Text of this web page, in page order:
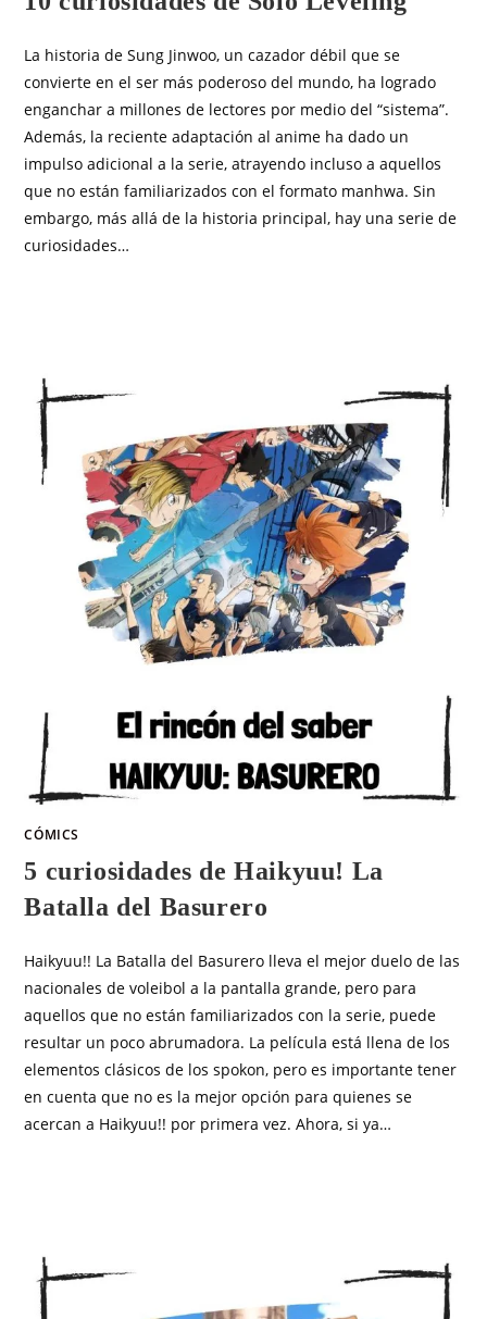
La historia de Sung Jinwoo, un cazador débil que se
convierte en el ser más poderoso del mundo, ha logrado
enganchar a millones de lectores por medio del “sistema”.
Además, la reciente adaptación al anime ha dado un
impulso adicional a la serie, atrayendo incluso a aquellos
que no están familiarizados con el formato manhwa. Sin
embargo, más allá de la historia principal, hay una serie de
curiosidades…
CÓMICS
5 curiosidades de Haikyuu! La
Batalla del Basurero
Haikyuu!! La Batalla del Basurero lleva el mejor duelo de las
nacionales de voleibol a la pantalla grande, pero para
aquellos que no están familiarizados con la serie, puede
resultar un poco abrumadora. La película está llena de los
elementos clásicos de los spokon, pero es importante tener
en cuenta que no es la mejor opción para quienes se
acercan a Haikyuu!! por primera vez. Ahora, si ya…